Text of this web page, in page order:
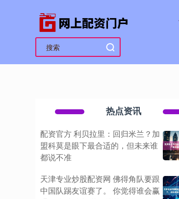
热点资讯
配资官方 利贝拉里：回归米兰？加
盟科莫是眼下最合适的，但未来谁
都说不准
天津专业炒股配资网 佛得角队要跟
中国队踢友谊赛了。 你觉得谁会赢